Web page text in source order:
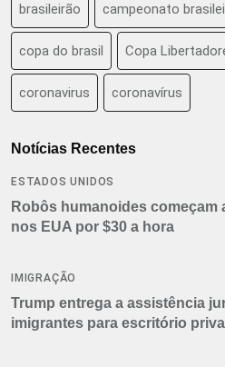
brasileirão campeonato
copa do brasil Copa
coronavirus coronavírus
Notícias Recentes
ESTADOS UNIDOS
Robôs humanoides começam
nos EUA por $30 a hora
IMIGRAÇÃO
Trump entrega a assistência
imigrantes para escritório